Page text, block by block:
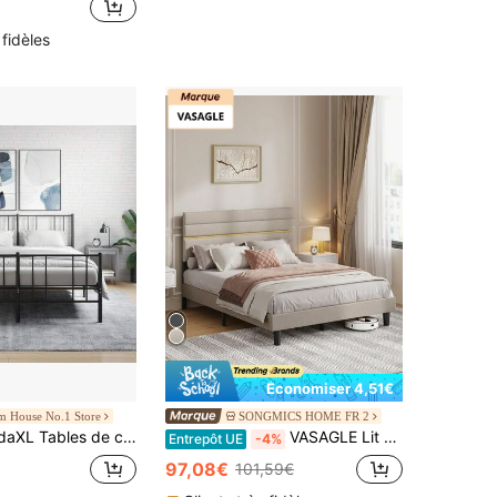
House No.1 Store
Tables de chevet
Économiser 4,51€
SONGMICS HOME FR 2
Entrepôt UE -4% VASAGLE Lit Double, Cadre de Lit, Convient pour Un Matelas de 140 x 190 cm, Tête de Lit Rembourrée Ajustable, en Métal, Bois Massif, Moderne, Beige Cappuccino
97,08€ 101,59€